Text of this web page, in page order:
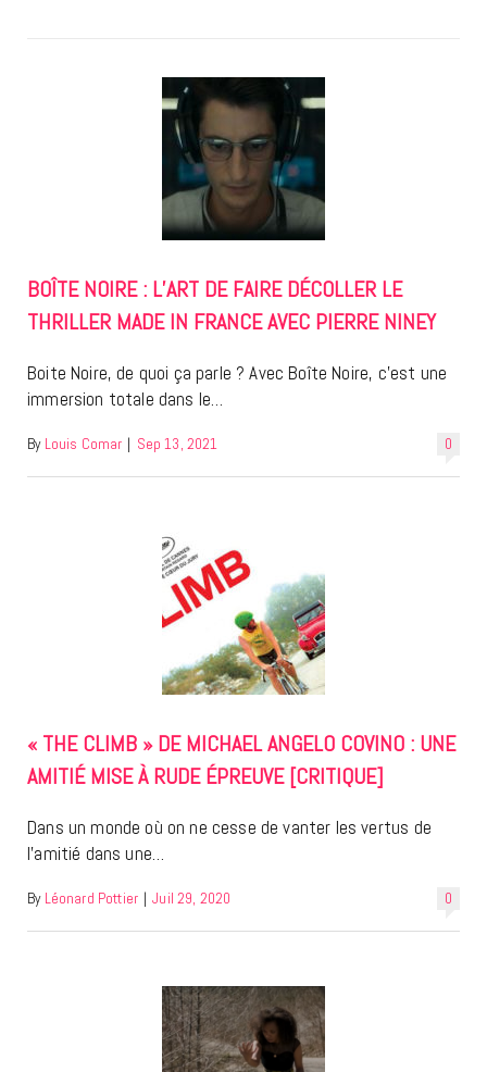
BOÎTE NOIRE : L’ART DE FAIRE DÉCOLLER LE
THRILLER MADE IN FRANCE AVEC PIERRE NINEY
Boite Noire, de quoi ça parle ? Avec Boîte Noire, c’est une
immersion totale dans le…
0
By Louis Comar | Sep 13, 2021
« THE CLIMB » DE MICHAEL ANGELO COVINO : UNE
AMITIÉ MISE À RUDE ÉPREUVE [CRITIQUE]
Dans un monde où on ne cesse de vanter les vertus de
l’amitié dans une…
0
By Léonard Pottier | Juil 29, 2020